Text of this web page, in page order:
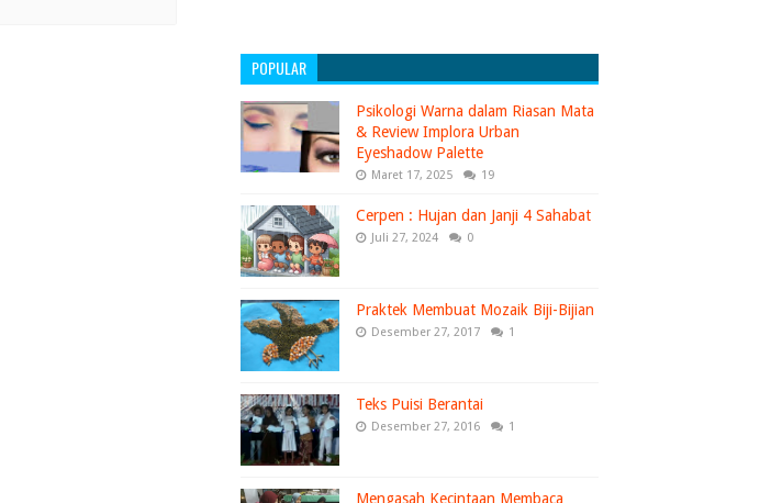
POPULAR
Psikologi Warna dalam Riasan Mata
& Review Implora Urban
Eyeshadow Palette
Maret 17, 2025 19
Cerpen : Hujan dan Janji 4 Sahabat
Juli 27, 2024 0
Praktek Membuat Mozaik Biji-Bijian
Desember 27, 2017 1
Teks Puisi Berantai
Desember 27, 2016 1
Mengasah Kecintaan Membaca